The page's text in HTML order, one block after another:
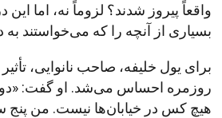
واقعاً پیروز شدند؟ لزوماً نه، اما
بسیاری از آنچه را که می‌خواستند
برای یول خلیفه، صاحب نانوایی،
روزمره احساس می‌شد. او گفت:
هیچ کس در خیابان‌ها نیست. من پنج